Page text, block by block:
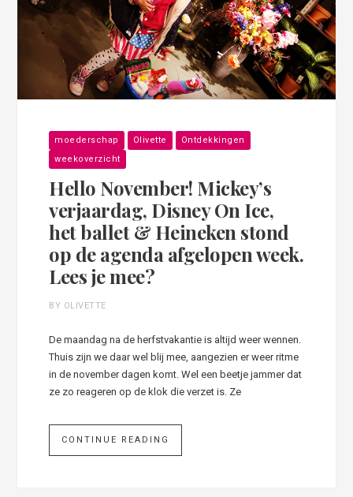
moederschap Olivette
Ontdekkingen
weekoverzicht
Hello November! Mickey’s
verjaardag, Disney On Ice,
het ballet & Heineken stond
op de agenda afgelopen week.
Lees je mee?
BY OLIVETTE
De maandag na de herfstvakantie is altijd weer wennen.
Thuis zijn we daar wel blij mee, aangezien er weer ritme
in de november dagen komt. Wel een beetje jammer dat
ze zo reageren op de klok die verzet is. Ze
CONTINUE READING